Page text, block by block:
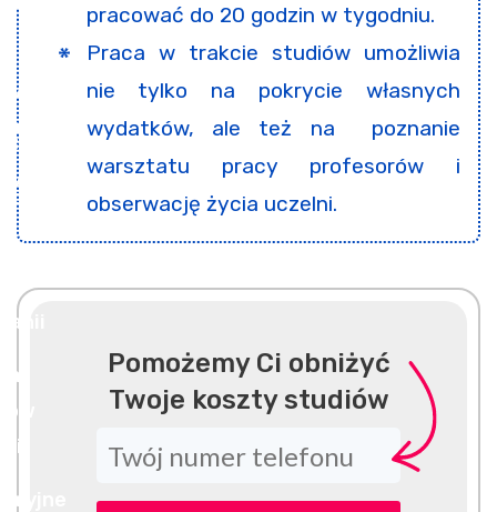
pracować do 20 godzin w tygodniu.
Praca w trakcie studiów umożliwia
nie tylko na pokrycie własnych
wydatków, ale też na poznanie
warsztatu pracy profesorów i
obserwację życia uczelni.
Pomożemy Ci obniżyć
Twoje koszty studiów